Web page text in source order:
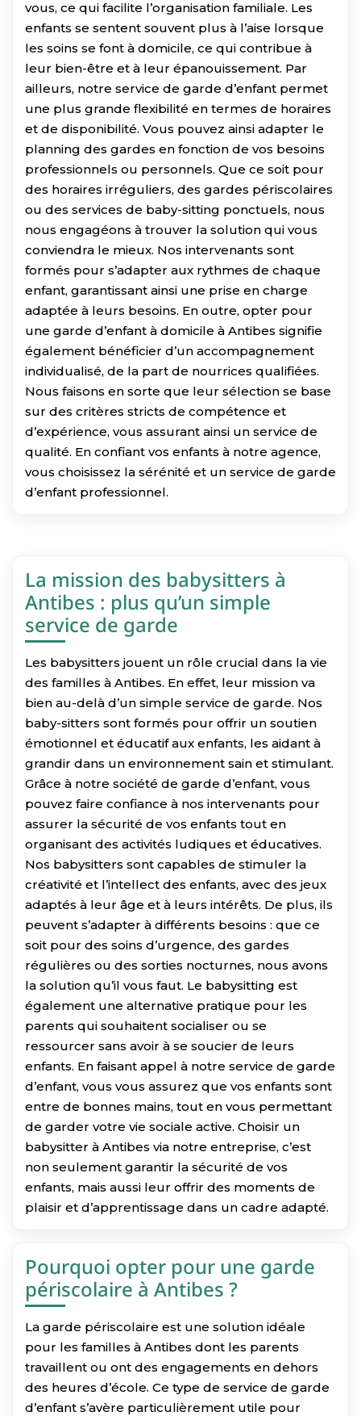
vous, ce qui facilite l’organisation familiale. Les
enfants se sentent souvent plus à l’aise lorsque
les soins se font à domicile, ce qui contribue à
leur bien-être et à leur épanouissement. Par
ailleurs, notre service de garde d’enfant permet
une plus grande flexibilité en termes de horaires
et de disponibilité. Vous pouvez ainsi adapter le
planning des gardes en fonction de vos besoins
professionnels ou personnels. Que ce soit pour
des horaires irréguliers, des gardes périscolaires
ou des services de baby-sitting ponctuels, nous
nous engagéons à trouver la solution qui vous
conviendra le mieux. Nos intervenants sont
formés pour s’adapter aux rythmes de chaque
enfant, garantissant ainsi une prise en charge
adaptée à leurs besoins. En outre, opter pour
une garde d’enfant à domicile à Antibes signifie
également bénéficier d’un accompagnement
individualisé, de la part de nourrices qualifiées.
Nous faisons en sorte que leur sélection se base
sur des critères stricts de compétence et
d’expérience, vous assurant ainsi un service de
qualité. En confiant vos enfants à notre agence,
vous choisissez la sérénité et un service de garde
d’enfant professionnel.
La mission des babysitters à
Antibes : plus qu’un simple
service de garde
Les babysitters jouent un rôle crucial dans la vie
des familles à Antibes. En effet, leur mission va
bien au-delà d’un simple service de garde. Nos
baby-sitters sont formés pour offrir un soutien
émotionnel et éducatif aux enfants, les aidant à
grandir dans un environnement sain et stimulant.
Grâce à notre société de garde d’enfant, vous
pouvez faire confiance à nos intervenants pour
assurer la sécurité de vos enfants tout en
organisant des activités ludiques et éducatives.
Nos babysitters sont capables de stimuler la
créativité et l’intellect des enfants, avec des jeux
adaptés à leur âge et à leurs intérêts. De plus, ils
peuvent s’adapter à différents besoins : que ce
soit pour des soins d’urgence, des gardes
régulières ou des sorties nocturnes, nous avons
la solution qu’il vous faut. Le babysitting est
également une alternative pratique pour les
parents qui souhaitent socialiser ou se
ressourcer sans avoir à se soucier de leurs
enfants. En faisant appel à notre service de garde
d’enfant, vous vous assurez que vos enfants sont
entre de bonnes mains, tout en vous permettant
de garder votre vie sociale active. Choisir un
babysitter à Antibes via notre entreprise, c’est
non seulement garantir la sécurité de vos
enfants, mais aussi leur offrir des moments de
plaisir et d’apprentissage dans un cadre adapté.
Pourquoi opter pour une garde
périscolaire à Antibes ?
La garde périscolaire est une solution idéale
pour les familles à Antibes dont les parents
travaillent ou ont des engagements en dehors
des heures d’école. Ce type de service de garde
d’enfant s’avère particulièrement utile pour